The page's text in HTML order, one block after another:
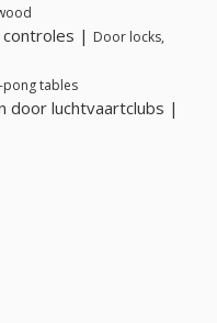
| Door locks,
pong tables
door luchtvaartclubs |